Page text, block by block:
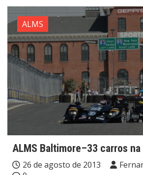
ALMS
ALMS Baltimore–33 carros
26 de agosto de 2013